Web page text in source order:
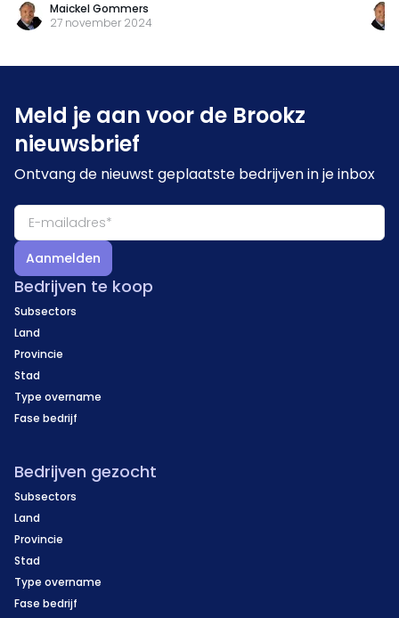
Maickel Gommers
27 november 2024
Meld je aan voor de Brookz
nieuwsbrief
Ontvang de nieuwst geplaatste bedrijven in je inbox
Aanmelden
Bedrijven te koop
Subsectors
Land
Provincie
Stad
Type overname
Fase bedrijf
Bedrijven gezocht
Subsectors
Land
Provincie
Stad
Type overname
Fase bedrijf